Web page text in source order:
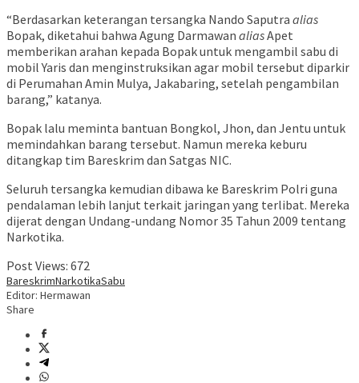
“Berdasarkan keterangan tersangka Nando Saputra alias
Bopak, diketahui bahwa Agung Darmawan aliasApet
memberikan arahan kepada Bopak untuk mengambil sabu di
mobil Yaris dan menginstruksikan agar mobil tersebut diparkir
di Perumahan Amin Mulya, Jakabaring, setelah pengambilan
barang,” katanya.
Bopak lalu meminta bantuan Bongkol, Jhon, dan Jentu untuk
memindahkan barang tersebut. Namun mereka keburu
ditangkap tim Bareskrim dan Satgas NIC.
Seluruh tersangka kemudian dibawa ke Bareskrim Polri guna
pendalaman lebih lanjut terkait jaringan yang terlibat. Mereka
dijerat dengan Undang-undang Nomor 35 Tahun 2009 tentang
Narkotika.
Post Views: 672
BareskrimNarkotikaSabu
Editor: Hermawan
Share